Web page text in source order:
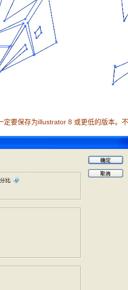
定要保存为illustrator 8 或更低的版本。